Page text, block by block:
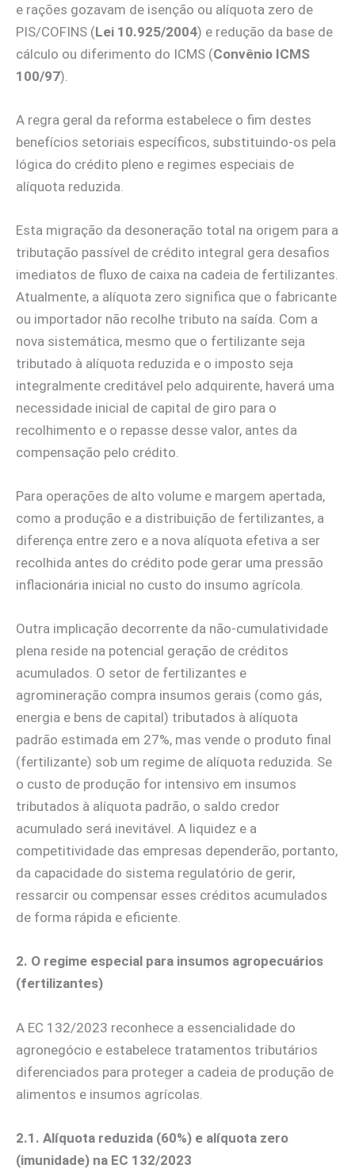
e rações gozavam de isenção ou alíquota zero de
PIS/COFINS (Lei 10.925/2004) e redução da base de
cálculo ou diferimento do ICMS (Convênio ICMS
100/97).
A regra geral da reforma estabelece o fim destes
benefícios setoriais específicos, substituindo-os pela
lógica do crédito pleno e regimes especiais de
alíquota reduzida.
Esta migração da desoneração total na origem para a
tributação passível de crédito integral gera desafios
imediatos de fluxo de caixa na cadeia de fertilizantes.
Atualmente, a alíquota zero significa que o fabricante
ou importador não recolhe tributo na saída. Com a
nova sistemática, mesmo que o fertilizante seja
tributado à alíquota reduzida e o imposto seja
integralmente creditável pelo adquirente, haverá uma
necessidade inicial de capital de giro para o
recolhimento e o repasse desse valor, antes da
compensação pelo crédito.
Para operações de alto volume e margem apertada,
como a produção e a distribuição de fertilizantes, a
diferença entre zero e a nova alíquota efetiva a ser
recolhida antes do crédito pode gerar uma pressão
inflacionária inicial no custo do insumo agrícola.
Outra implicação decorrente da não-cumulatividade
plena reside na potencial geração de créditos
acumulados. O setor de fertilizantes e
agromineração compra insumos gerais (como gás,
energia e bens de capital) tributados à alíquota
padrão estimada em 27%, mas vende o produto final
(fertilizante) sob um regime de alíquota reduzida. Se
o custo de produção for intensivo em insumos
tributados à alíquota padrão, o saldo credor
acumulado será inevitável. A liquidez e a
competitividade das empresas dependerão, portanto,
da capacidade do sistema regulatório de gerir,
ressarcir ou compensar esses créditos acumulados
de forma rápida e eficiente.
2. O regime especial para insumos agropecuários
(fertilizantes)
A EC 132/2023 reconhece a essencialidade do
agronegócio e estabelece tratamentos tributários
diferenciados para proteger a cadeia de produção de
alimentos e insumos agrícolas.
2.1. Alíquota reduzida (60%) e alíquota zero
(imunidade) na EC 132/2023